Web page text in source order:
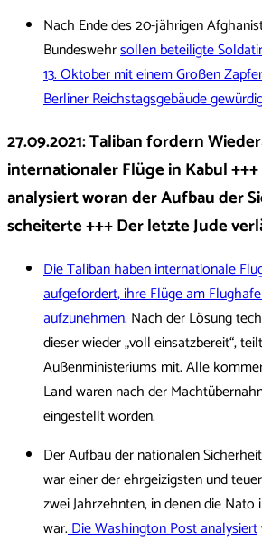
Nach Ende des 20-jährigen
Bundeswehrsollen beteiligte
13. Oktober mit einem Großen
Berliner Reichstagsgebäude
27.09.2021: Taliban fordern
internationaler Flüge in Kabul
analysiert woran der Aufbau der
scheiterte +++ Der letzte Jude
Die Taliban haben internationale
aufgefordert, ihre Flüge am
aufzunehmen.Nach der Lösung
dieser wieder „voll einsatzbereit“,
Außenministeriums mit. Alle
Land waren nach der
eingestellt worden.
Der Aufbau der nationalen
war einer der ehrgeizigsten und
zwei Jahrzehnten, in denen die
war.Die Washington Post analysiert